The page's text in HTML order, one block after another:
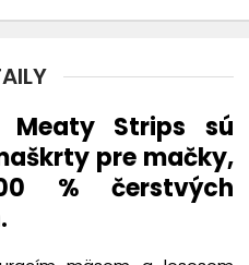
Meaty Strips sú
pre mačky,
% čerstvých